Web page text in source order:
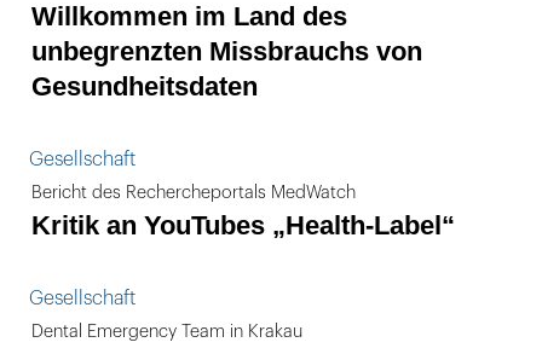
Willkommen im Land des
unbegrenzten Missbrauchs von
Gesundheitsdaten
Gesellschaft
Bericht des Rechercheportals MedWatch
Kritik an YouTubes „Health-Label“
Gesellschaft
Dental Emergency Team in Krakau